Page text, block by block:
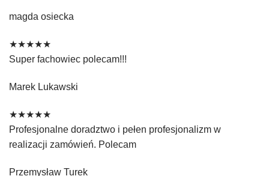
magda osiecka
★★★★★
Super fachowiec polecam!!!
Marek Lukawski
★★★★★
Profesjonalne doradztwo i pełen profesjonalizm w
realizacji zamówień. Polecam
Przemysław Turek